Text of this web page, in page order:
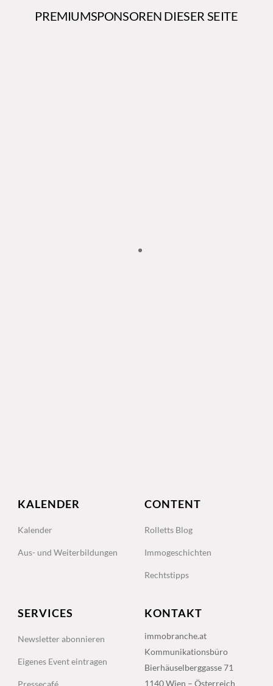
PREMIUMSPONSOREN DIESER SEITE
KALENDER
Kalender
Aus- und Weiterbildungen
CONTENT
Rolletts Blog
Immogeschichten
Rechtstipps
SERVICES
Newsletter abonnieren
Eigenes Event eintragen
KONTAKT
immobranche.at
Kommunikationsbüro
Bierhäuselberggasse 71
1140 Wien – Österreich